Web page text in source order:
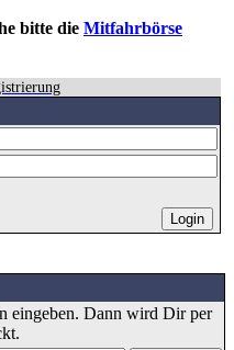
bitte die Mitfahrbörse
eingeben. Dann wird Dir per